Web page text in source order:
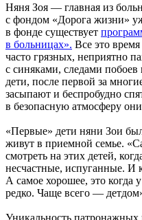
Няня Зоя — главная из
с фондом «Дорога жизни»
в фонде существует
в больницах». Все это
часто грязных, неприятно
с синяками, следами
дети, после первой за
засыпают и беспробудно
в безопасную атмосферу
«Первые» дети няни Зои
живут в приемной семье.
смотреть на этих детей,
несчастные, испуганные. И
А самое хорошее, это когда
редко. Чаще всего —
Уникальность